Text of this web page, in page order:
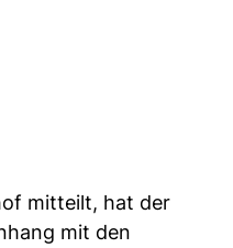
mitteilt, hat der
mit den